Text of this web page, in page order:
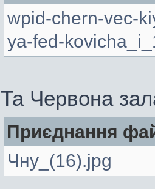
wpid-chern-vec-
ya-fed-
Та Червона
Приєднання
Чну_(16).jpg